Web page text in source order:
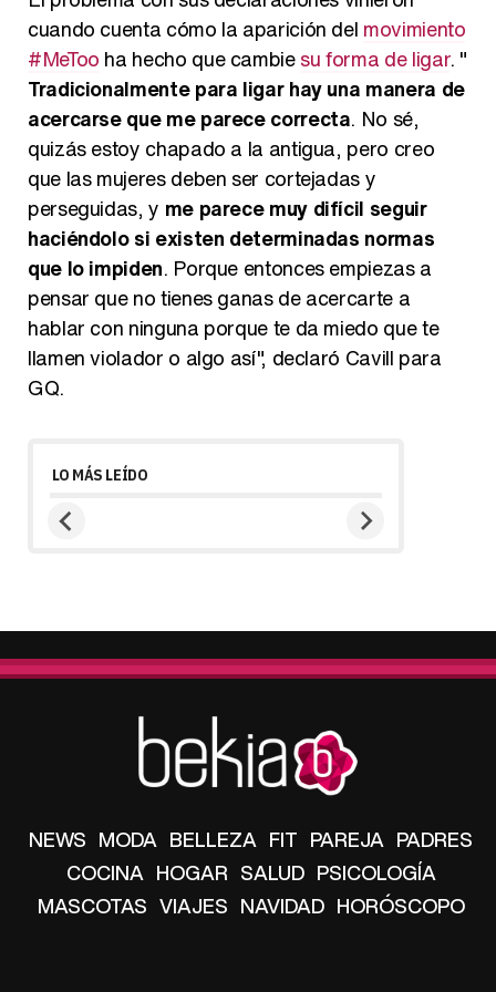
cuando cuenta cómo la aparición del movimiento
#MeToo ha hecho que cambiesu forma de ligar. "
Tradicionalmente para ligar hay una manera de
acercarse que me parece correcta. No sé,
quizás estoy chapado a la antigua, pero creo
que las mujeres deben ser cortejadas y
perseguidas, y me parece muy difícil seguir
haciéndolo si existen determinadas normas
que lo impiden. Porque entonces empiezas a
pensar que no tienes ganas de acercarte a
hablar con ninguna porque te da miedo que te
llamen violador o algo así", declaró Cavill para
GQ.
LO MÁS LEÍDO
NEWS MODA BELLEZA FIT PAREJA PADRES
COCINA HOGAR SALUD PSICOLOGÍA
MASCOTAS VIAJES NAVIDAD HORÓSCOPO